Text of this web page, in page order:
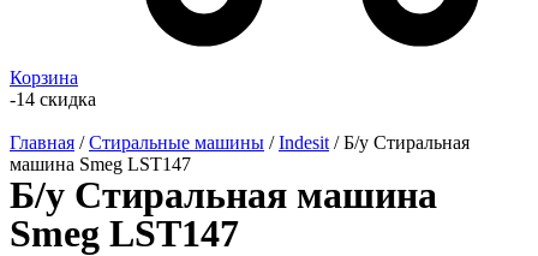
Корзина
-14 скидка
Главная /Стиральные машины /Indesit / Б/у Стиральная
машина Smeg LST147
Б/у Стиральная машина
Smeg LST147